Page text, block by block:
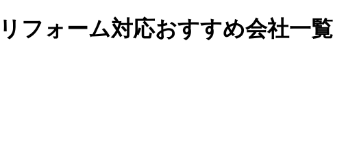
フォーム対応おすすめ会社一覧